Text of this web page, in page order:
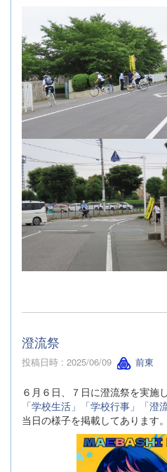
澄流祭
投稿日時 : 2025/06/09 前東
６月６日、７日に澄流祭を実施
「学校生活」「学校行事」「澄
当日の様子を掲載してあります。